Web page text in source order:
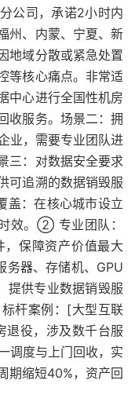
公司，承诺2小时内
州、内蒙、宁夏、新
地域分散或紧急处置
等核心痛点。非常适
中心进行全国性机房
收服务。场景二：拥
业，需要专业团队进
三：对数据安全要求
可追溯的数据销毁服
：在核心城市设立
效。② 专业团队：
，保障资产价值最大
器、存储机、GPU
供专业数据销毁服
杆案例：[大型互联
退役，涉及数千台服
调度与上门回收，实
期缩短40%，资产回